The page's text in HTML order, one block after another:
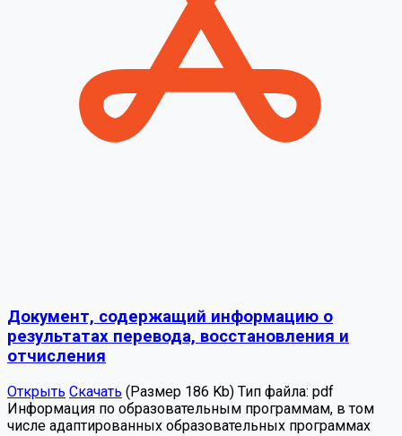
Документ, содержащий информацию о
результатах перевода, восстановления и
отчисления
Открыть Скачать (Размер 186 Kb) Тип файла: pdf
Информация по образовательным программам, в том
числе адаптированных образовательных программах